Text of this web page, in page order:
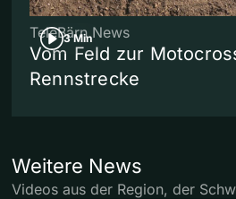
3 Min
TeleBärn News
Vom Feld zur
Rennstrecke
Weitere News
Videos aus der Region, der